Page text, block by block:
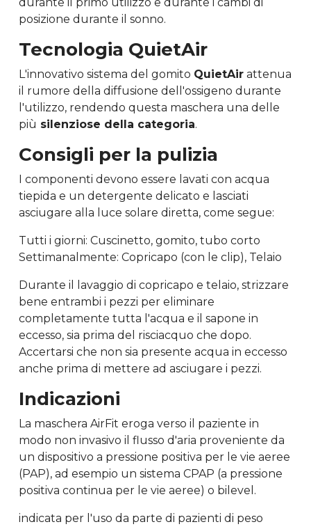
posizione durante il sonno.
Tecnologia QuietAir
L'innovativo sistema del gomito QuietAir attenua
il rumore della diffusione dell'ossigeno durante
l'utilizzo, rendendo questa maschera una delle
più silenziose della categoria.
Consigli per la pulizia
I componenti devono essere lavati con acqua
tiepida e un detergente delicato e lasciati
asciugare alla luce solare diretta, come segue:
Tutti i giorni: Cuscinetto, gomito, tubo corto
Settimanalmente: Copricapo (con le clip), Telaio
Durante il lavaggio di copricapo e telaio, strizzare
bene entrambi i pezzi per eliminare
completamente tutta l'acqua e il sapone in
eccesso, sia prima del risciacquo che dopo.
Accertarsi che non sia presente acqua in eccesso
anche prima di mettere ad asciugare i pezzi.
Indicazioni
La maschera AirFit eroga verso il paziente in
modo non invasivo il flusso d'aria proveniente da
un dispositivo a pressione positiva per le vie aeree
(PAP), ad esempio un sistema CPAP (a pressione
positiva continua per le vie aeree) o bilevel.
indicata per l'uso da parte di pazienti di peso